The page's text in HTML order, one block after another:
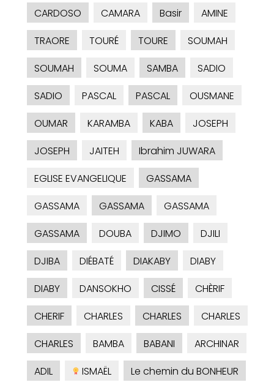
CARDOSO
CAMARA Basir
AMINE
TRAORE
TOURÉ TOURE
SOUMAH
SOUMAH
SOUMA SAMBA
SADIO
SADIO
PASCAL PASCAL
OUSMANE
OUMAR
KARAMBA KABA
JOSEPH
JOSEPH
JAITEH
Ibrahim JUWARA
EGLISE EVANGELIQUE
GASSAMA
GASSAMA
GASSAMA
GASSAMA
GASSAMA
DOUBA DJIMO
DJILI
DJIBA
DIÉBATÉ DIAKABY
DIABY
DIABY
DANSOKHO CISSÉ
CHÈRIF
CHERIF
CHARLES CHARLES
CHARLES
CHARLES
BAMBA BABANI
ARCHINAR
ADIL
ISMAËL
Le chemin du BONHEUR